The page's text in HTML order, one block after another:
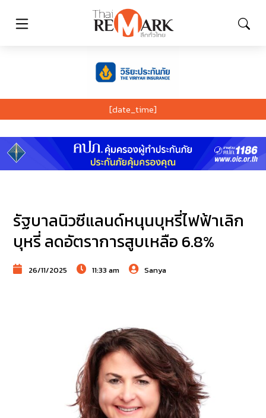
[date_time]
รัฐบาลนิวซีแลนด์หนุนบุหรี่ไฟฟ้าเลิก
บุหรี่ ลดอัตราการสูบเหลือ 6.8%
26/11/2025 11:33 am Sanya